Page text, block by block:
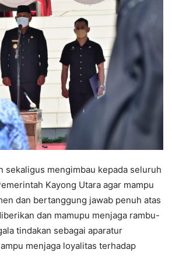
sekaligus mengimbau kepada seluruh
Kayong Utara agar mampu
dan bertanggung jawab penuh atas
dan mamupu menjaga rambu-
tindakan sebagai aparatur
menjaga loyalitas terhadap